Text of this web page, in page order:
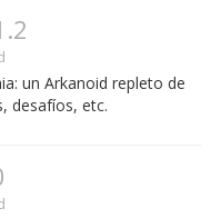
un Arkanoid repleto de
desafíos, etc.